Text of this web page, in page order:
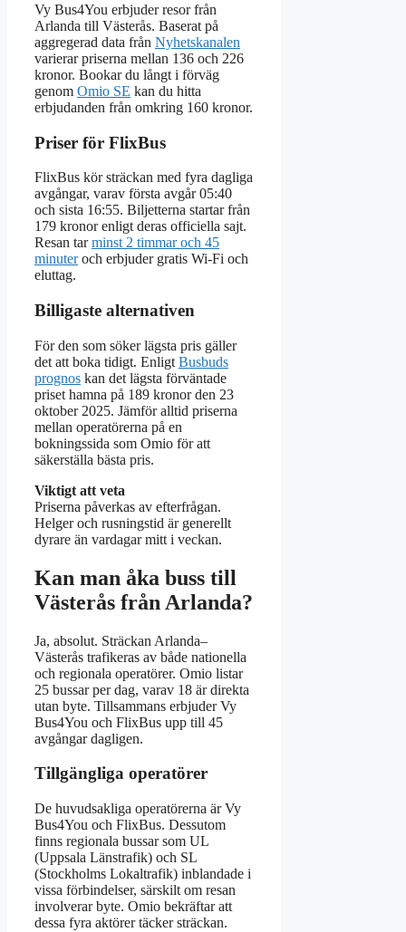
Vy Bus4You erbjuder resor från
Arlanda till Västerås. Baserat på
aggregerad data från Nyhetskanalen
varierar priserna mellan 136 och 226
kronor. Bookar du långt i förväg
genom Omio SE kan du hitta
erbjudanden från omkring 160 kronor.
Priser för FlixBus
FlixBus kör sträckan med fyra dagliga
avgångar, varav första avgår 05:40
och sista 16:55. Biljetterna startar från
179 kronor enligt deras officiella sajt.
Resan tarminst 2 timmar och 45
minuteroch erbjuder gratis Wi-Fi och
eluttag.
Billigaste alternativen
För den som söker lägsta pris gäller
det att boka tidigt. Enligt Busbuds
prognos kan det lägsta förväntade
priset hamna på 189 kronor den 23
oktober 2025. Jämför alltid priserna
mellan operatörerna på en
bokningssida som Omio för att
säkerställa bästa pris.
Viktigt att veta
Priserna påverkas av efterfrågan.
Helger och rusningstid är generellt
dyrare än vardagar mitt i veckan.
Kan man åka buss till
Västerås från Arlanda?
Ja, absolut. Sträckan Arlanda–
Västerås trafikeras av både nationella
och regionala operatörer. Omio listar
25 bussar per dag, varav 18 är direkta
utan byte. Tillsammans erbjuder Vy
Bus4You och FlixBus upp till 45
avgångar dagligen.
Tillgängliga operatörer
De huvudsakliga operatörerna är Vy
Bus4You och FlixBus. Dessutom
finns regionala bussar som UL
(Uppsala Länstrafik) och SL
(Stockholms Lokaltrafik) inblandade i
vissa förbindelser, särskilt om resan
involverar byte. Omio bekräftar att
dessa fyra aktörer täcker sträckan.